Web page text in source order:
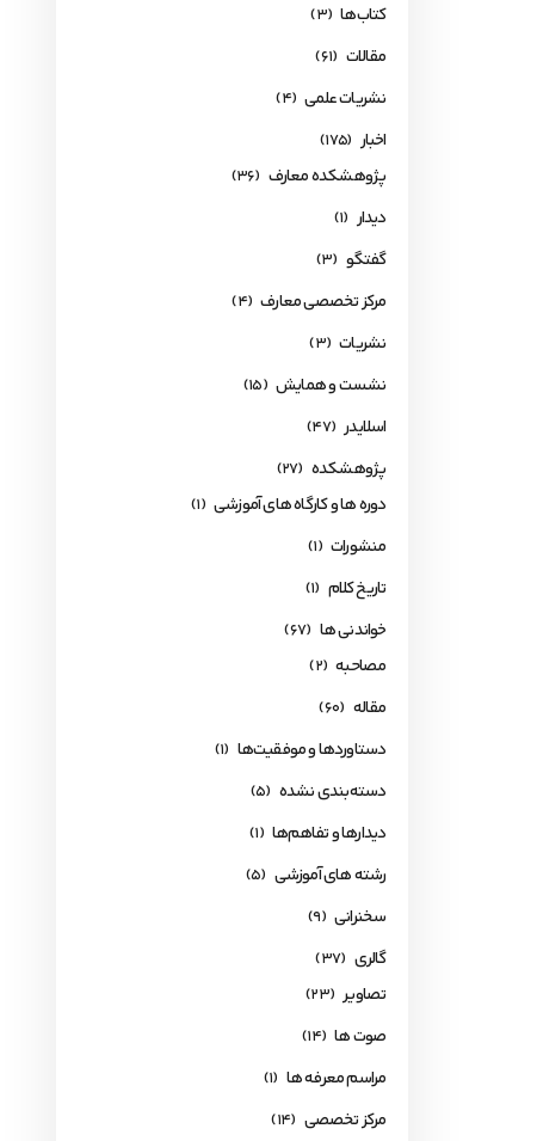
کتاب‌ها (3)
مقالات (61)
نشریات علمی (4)
اخبار (175)
پژوهشکده معارف (36)
دیدار (1)
گفتگو (3)
مرکز تخصصی معارف (4)
نشریات (3)
نشست و همایش (15)
اسلایدر (47)
پژوهشکده (27)
دوره ها و کارگاه های آموزشی (1)
منشورات (1)
تاریخ کلام (1)
خواندنی ها (67)
مصاحبه (2)
مقاله (60)
دستاوردها و موفقیت‌ها (1)
دسته‌بندی نشده (5)
دیدارها و تفاهم‌ها (1)
رشته های آموزشی (5)
سخنرانی (9)
گالری (37)
تصاویر (23)
صوت ها (14)
مراسم معرفه ها (1)
مرکز تخصصی (14)